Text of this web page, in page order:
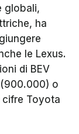
globali,
ha
le Lexus.
di BEV
o
Toyota